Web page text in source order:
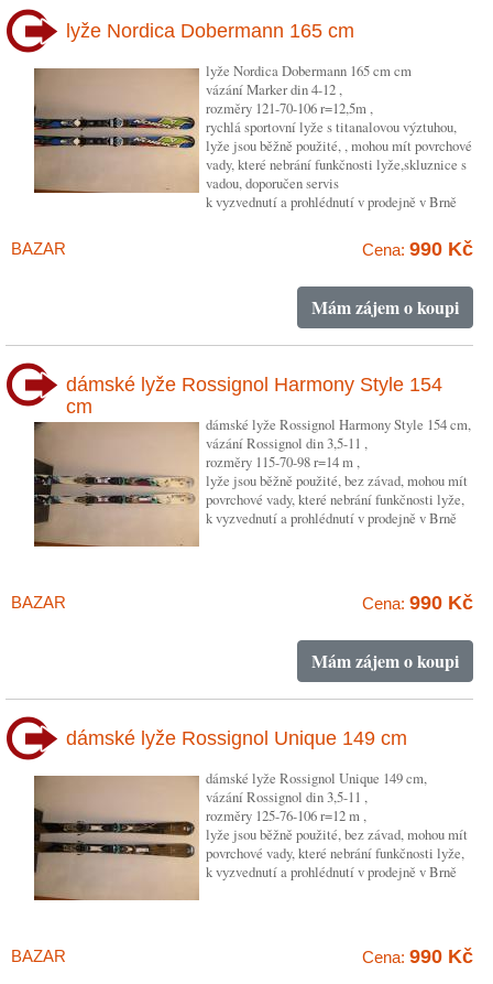
lyže Nordica Dobermann 165 cm
lyže Nordica Dobermann 165 cm cm
vázání Marker din 4-12 ,
rozměry 121-70-106 r=12,5m ,
rychlá sportovní lyže s titanalovou výztuhou,
lyže jsou běžně použité, , mohou mít povrchové
vady, které nebrání funkčnosti lyže,skluznice s
vadou, doporučen servis
k vyzvednutí a prohlédnutí v prodejně v Brně
BAZAR Cena: 990 Kč
Mám zájem o koupi
dámské lyže Rossignol Harmony Style 154
cm
dámské lyže Rossignol Harmony Style 154 cm,
vázání Rossignol din 3,5-11 ,
rozměry 115-70-98 r=14 m ,
lyže jsou běžně použité, bez závad, mohou mít
povrchové vady, které nebrání funkčnosti lyže,
k vyzvednutí a prohlédnutí v prodejně v Brně
BAZAR Cena: 990 Kč
Mám zájem o koupi
dámské lyže Rossignol Unique 149 cm
dámské lyže Rossignol Unique 149 cm,
vázání Rossignol din 3,5-11 ,
rozměry 125-76-106 r=12 m ,
lyže jsou běžně použité, bez závad, mohou mít
povrchové vady, které nebrání funkčnosti lyže,
k vyzvednutí a prohlédnutí v prodejně v Brně
BAZAR Cena: 990 Kč